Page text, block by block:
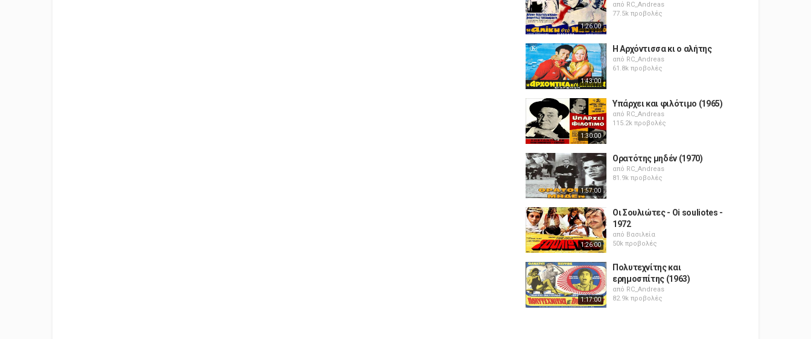
1:26:00
από RC_Andreas
77.5k προβολές
1:43:00
Η Αρχόντισσα κι ο αλήτης
από RC_Andreas
61.8k προβολές
1:30:00
Υπάρχει και φιλότιμο (1965)
από RC_Andreas
115.2k προβολές
1:57:00
Ορατότης μηδέν (1970)
από RC_Andreas
81.9k προβολές
1:26:00
Οι Σουλιώτες - Oi souliotes -
1972
από Βασιλεία
50k προβολές
1:17:00
Πολυτεχνίτης και
ερημοσπίτης (1963)
από RC_Andreas
82.9k προβολές